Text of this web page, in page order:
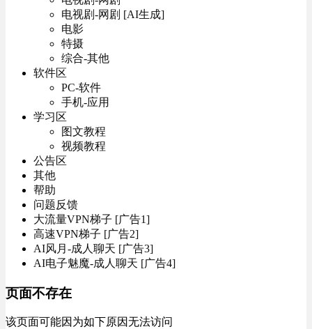
电视剧-网剧 [AI生成]
电影
特摄
综合-其他
软件区
PC-软件
手机-应用
学习区
图文教程
视频教程
公告区
其他
帮助
问题反馈
大流量VPN梯子 [广告1]
高速VPN梯子 [广告2]
AI风月-成人聊天 [广告3]
AI电子魅魔-成人聊天 [广告4]
页面不存在
该页面可能因为如下原因无法访问